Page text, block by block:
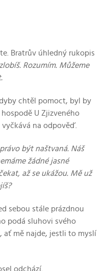
Bratrův úhledný rukopis
Rozumím. Můžeme
chtěl pomoct, byl by
U Zjizveného
na odpověď.
být naštvaná. Náš
žádné jasné
až se ukážou. Mě už
sebou stále prázdnou
podá sluhovi svého
ať mě najde, jestli to myslí
odchází.